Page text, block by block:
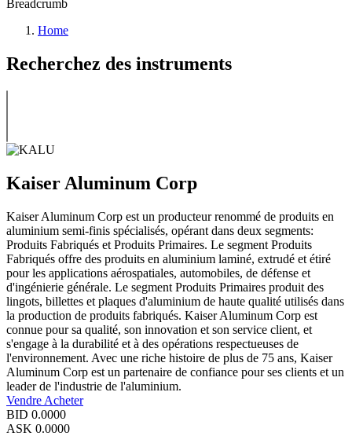
Breadcrumb
Home
Recherchez des instruments
Kaiser Aluminum Corp
Kaiser Aluminum Corp est un producteur renommé de produits en
aluminium semi-finis spécialisés, opérant dans deux segments:
Produits Fabriqués et Produits Primaires. Le segment Produits
Fabriqués offre des produits en aluminium laminé, extrudé et étiré
pour les applications aérospatiales, automobiles, de défense et
d'ingénierie générale. Le segment Produits Primaires produit des
lingots, billettes et plaques d'aluminium de haute qualité utilisés dans
la production de produits fabriqués. Kaiser Aluminum Corp est
connue pour sa qualité, son innovation et son service client, et
s'engage à la durabilité et à des opérations respectueuses de
l'environnement. Avec une riche histoire de plus de 75 ans, Kaiser
Aluminum Corp est un partenaire de confiance pour ses clients et un
leader de l'industrie de l'aluminium.
Vendre Acheter
BID 0.0000
ASK 0.0000